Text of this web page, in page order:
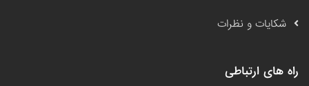
شکایات و نظرات
راه های ارتباطی